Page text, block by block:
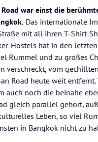
Road war einst die
Das internationale
mit all ihren T-Shirt-
Hostels hat in den
Rummel und zu großes
verschreckt, vom
Road heute weit entfernt.
auch noch die beinahe
gleich parallel gehört,
Leben, so viel
in Bangkok nicht zu